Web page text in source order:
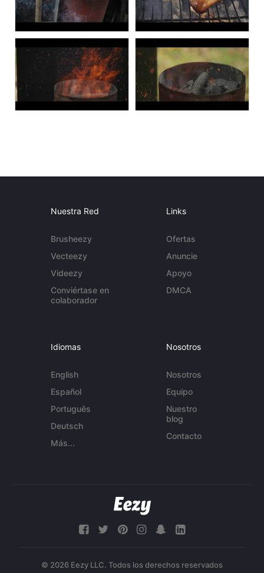
Nuestra Red
Brusheezy
Vecteezy
Videezy
Conviértase en
colaborador
Links
Ofertas
Anuncie
Apoyo
DMCA
Idiomas
English
Español
Português
Deutsch
Más...
Nosotros
Nosotros
Equipo
Nuestro
blog
Contacto
© 2026 Eezy LLC. Todos los derechos reservados